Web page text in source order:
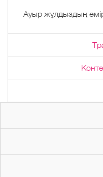
Ауыр жұлдыздың